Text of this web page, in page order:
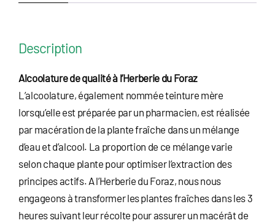
Description
Alcoolature de qualité à l’Herberie du Foraz
L’alcoolature, également nommée teinture mère
lorsqu’elle est préparée par un pharmacien, est réalisée
par macération de la plante fraîche dans un mélange
d’eau et d’alcool. La proportion de ce mélange varie
selon chaque plante pour optimiser l’extraction des
principes actifs. A l’Herberie du Foraz, nous nous
engageons à transformer les plantes fraîches dans les 3
heures suivant leur récolte pour assurer un macérât de